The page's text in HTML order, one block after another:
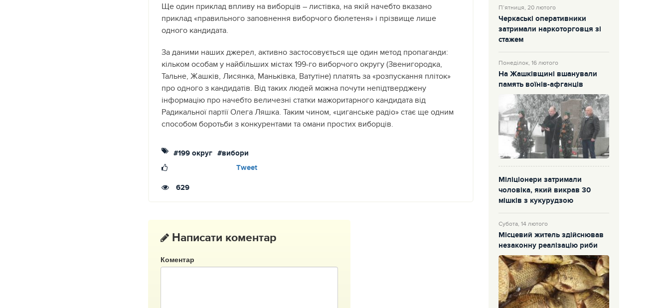
Ще один приклад впливу на виборців – листівка, на якій начебто вказано
приклад «правильного заповнення виборчого бюлетеня» і прізвище лише
одного кандидата.
За даними наших джерел, активно застосовується ще один метод пропаганди:
кільком особам у найбільших містах 199-го виборчого округу (Звенигородка,
Тальне, Жашків, Лисянка, Маньківка, Ватутіне) платять за «розпускання пліток»
про одного з кандидатів. Від таких людей можна почути непідтверджену
інформацію про начебто величезні статки мажоритарного кандидата від
Радикальної партії Олега Ляшка. Таким чином, «циганське радіо» стає ще одним
способом боротьби з конкурентами та омани простих виборців.
#199 округ #вибори
Tweet
629
Написати коментар
Коментар
П’ятниця, 20 лютого
Черкаські оперативники
затримали наркоторговця зі
стажем
Понеділок, 16 лютого
На Жашківщині вшанували
память воїнів-афганців
Міліціонери затримали
чоловіка, який викрав 30
мішків з кукурудзою
Субота, 14 лютого
Місцевий житель здійснював
незаконну реалізацію риби